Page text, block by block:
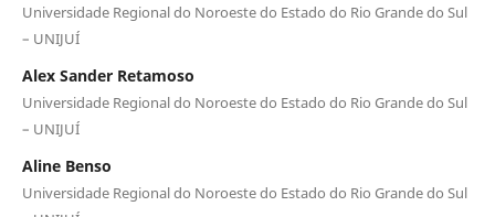
Universidade Regional do Noroeste do Estado do Rio Grande do Sul
– UNIJUÍ
Alex Sander Retamoso
Universidade Regional do Noroeste do Estado do Rio Grande do Sul
– UNIJUÍ
Aline Benso
Universidade Regional do Noroeste do Estado do Rio Grande do Sul